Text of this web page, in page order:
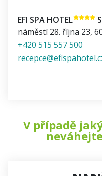
EFI SPA HOTEL
náměstí 28. října 23,
+420 515 557 500
V případě